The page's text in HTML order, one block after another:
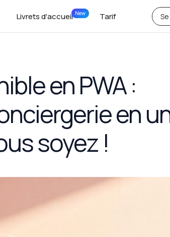
Livrets d'accueilNew Tarif
en PWA :
en
soyez !